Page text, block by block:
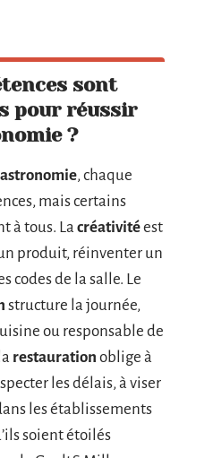
sont
pour réussir
?
, chaque
mais certains
à tous. La créativitéest
produit, réinventer un
codes de la salle. Le
structure la journée,
ou responsable de
restauration oblige à
les délais, à viser
les établissements
soient étoilés